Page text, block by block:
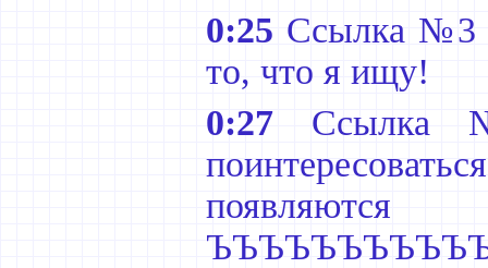
0:25 Ссылка №3
то, что я ищу!
0:27 Ссылка